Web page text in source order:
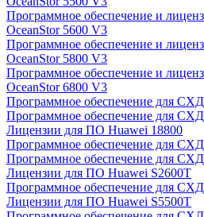
Программное обеспечение и
OceanStor 5600 V3
Программное обеспечение и
OceanStor 5800 V3
Программное обеспечение и
OceanStor 6800 V3
Программное обеспечение для
Программное обеспечение для
Лицензии для ПО Huawei 18800
Программное обеспечение для
Программное обеспечение для
Лицензии для ПО Huawei S2600T
Программное обеспечение для
Лицензии для ПО Huawei S5500T